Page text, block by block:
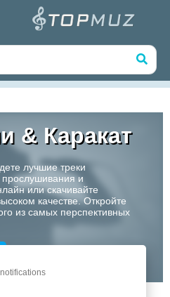
& Каракат
лучшие треки
и
или скачивайте
качестве. Откройте
из самых перспективных